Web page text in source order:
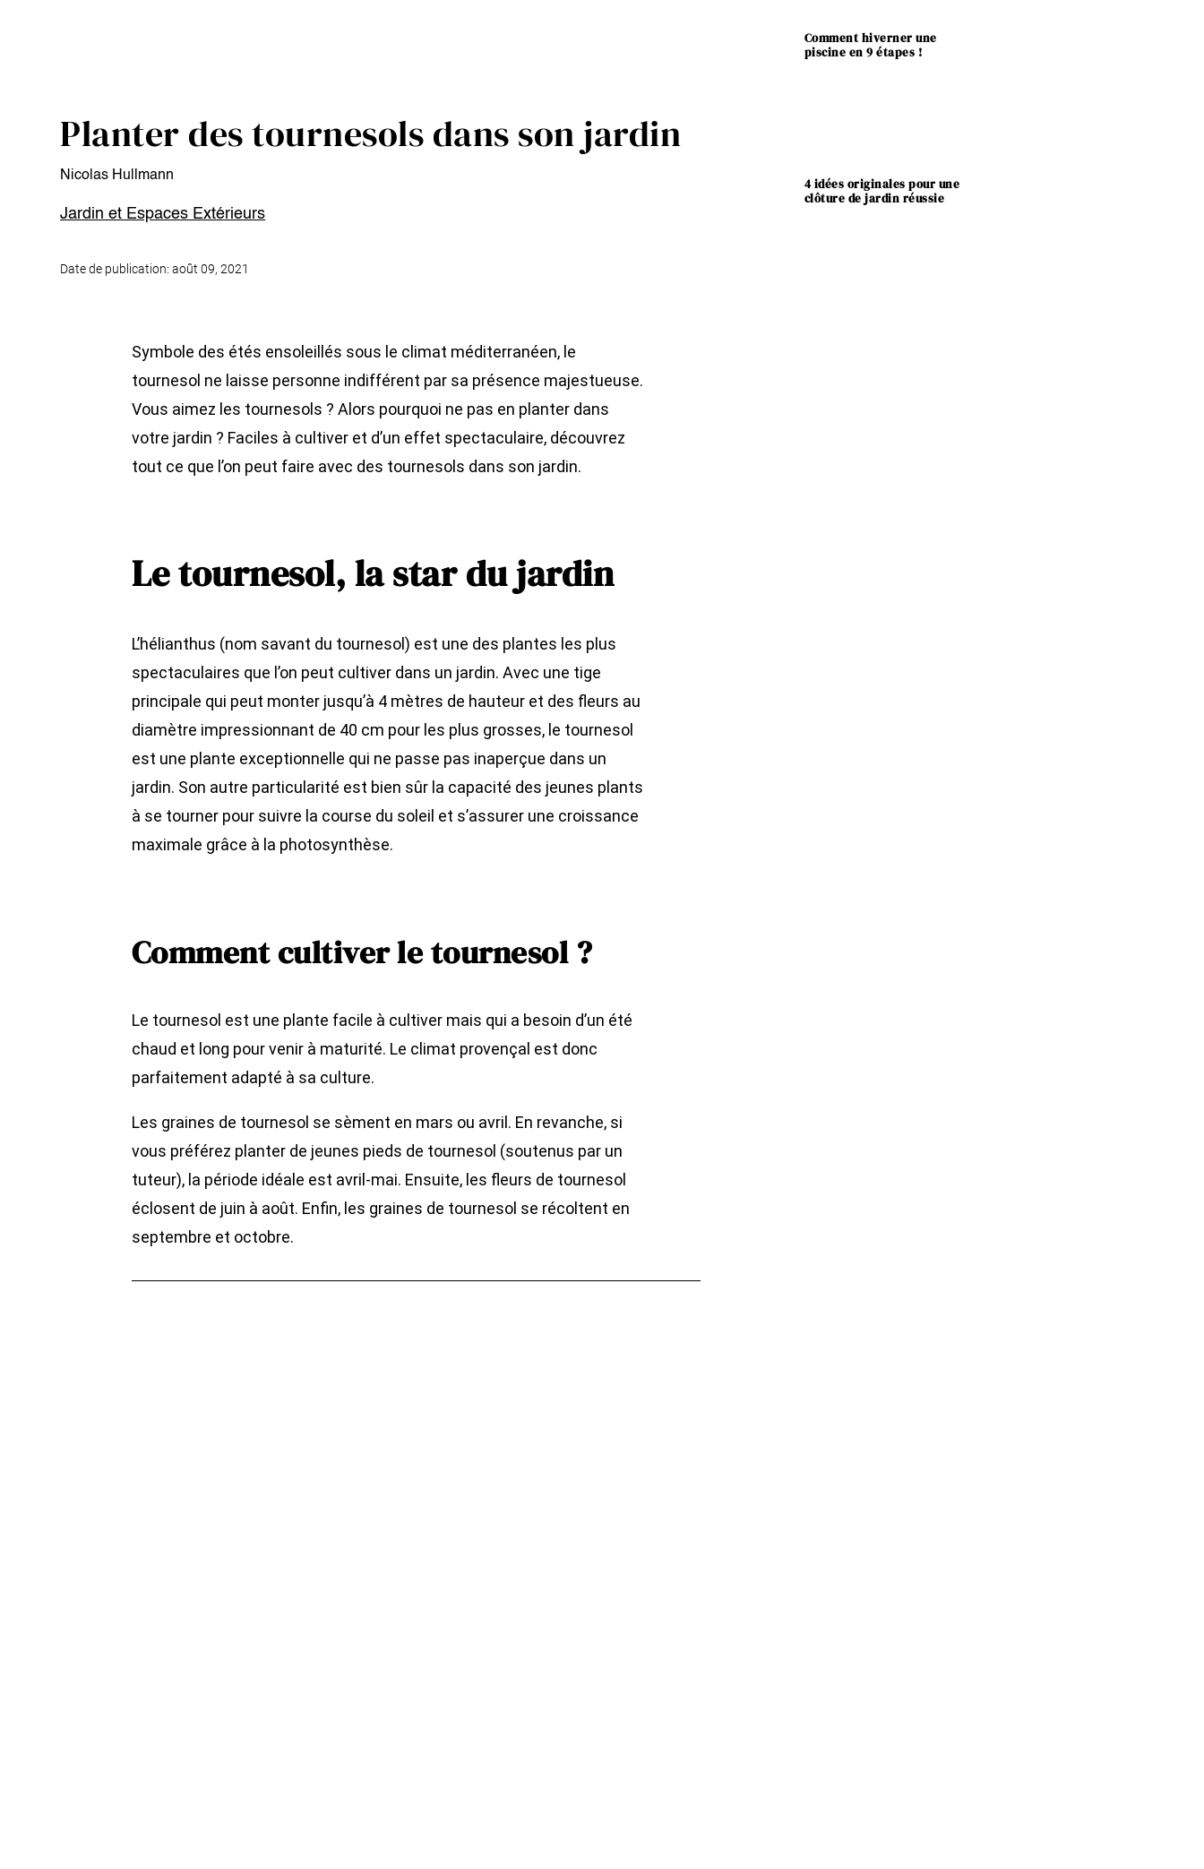
Planter des tournesols dans son jardin
Nicolas Hullmann
Jardin et Espaces Extérieurs
Date de publication: août 09, 2021
Symbole des étés ensoleillés sous le climat méditerranéen, le
tournesol ne laisse personne indifférent par sa présence majestueuse.
Vous aimez les tournesols ? Alors pourquoi ne pas en planter dans
votre jardin ? Faciles à cultiver et d’un effet spectaculaire, découvrez
tout ce que l’on peut faire avec des tournesols dans son jardin.
Le tournesol, la star du jardin
L’hélianthus (nom savant du tournesol) est une des plantes les plus
spectaculaires que l’on peut cultiver dans un jardin. Avec une tige
principale qui peut monter jusqu’à 4 mètres de hauteur et des fleurs au
diamètre impressionnant de 40 cm pour les plus grosses, le tournesol
est une plante exceptionnelle qui ne passe pas inaperçue dans un
jardin. Son autre particularité est bien sûr la capacité des jeunes plants
à se tourner pour suivre la course du soleil et s’assurer une croissance
maximale grâce à la photosynthèse.
Comment cultiver le tournesol ?
Le tournesol est une plante facile à cultiver mais qui a besoin d’un été
chaud et long pour venir à maturité. Le climat provençal est donc
parfaitement adapté à sa culture.
Les graines de tournesol se sèment en mars ou avril. En revanche, si
vous préférez planter de jeunes pieds de tournesol (soutenus par un
tuteur), la période idéale est avril-mai. Ensuite, les fleurs de tournesol
éclosent de juin à août. Enfin, les graines de tournesol se récoltent en
septembre et octobre.
Comment hiverner une
piscine en 9 étapes !
4 idées originales pour une
clôture de jardin réussie